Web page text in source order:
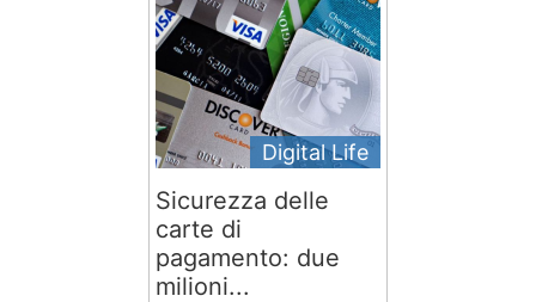
Digital Life
Sicurezza delle
carte di
pagamento: due
milioni...